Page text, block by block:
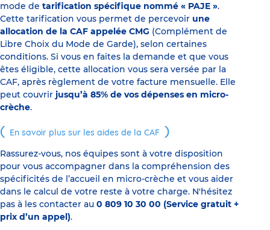
mode de tarification spécifique nommé « PAJE ».
Cette tarification vous permet de percevoir une
allocation de la CAF appelée CMG (Complément de
Libre Choix du Mode de Garde), selon certaines
conditions. Si vous en faites la demande et que vous
êtes éligible, cette allocation vous sera versée par la
CAF, après règlement de votre facture mensuelle. Elle
peut couvrir jusqu’à 85% de vos dépenses en micro-
crèche.
En savoir plus sur les aides de la CAF
Rassurez-vous, nos équipes sont à votre disposition
pour vous accompagner dans la compréhension des
spécificités de l’accueil en micro-crèche et vous aider
dans le calcul de votre reste à votre charge. N'hésitez
pas à les contacter au 0 809 10 30 00 (Service gratuit +
prix d’un appel).